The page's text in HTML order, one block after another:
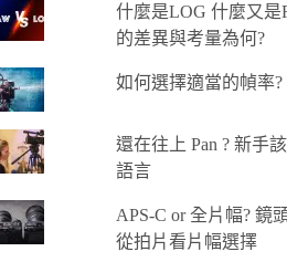
什麼是LOG 什麼又是
的差異與考量為何?
如何選擇適當的幀率?
還在往上 Pan ? 新手
語言
APS-C or 全片幅? 鏡
從拍片看片幅選擇